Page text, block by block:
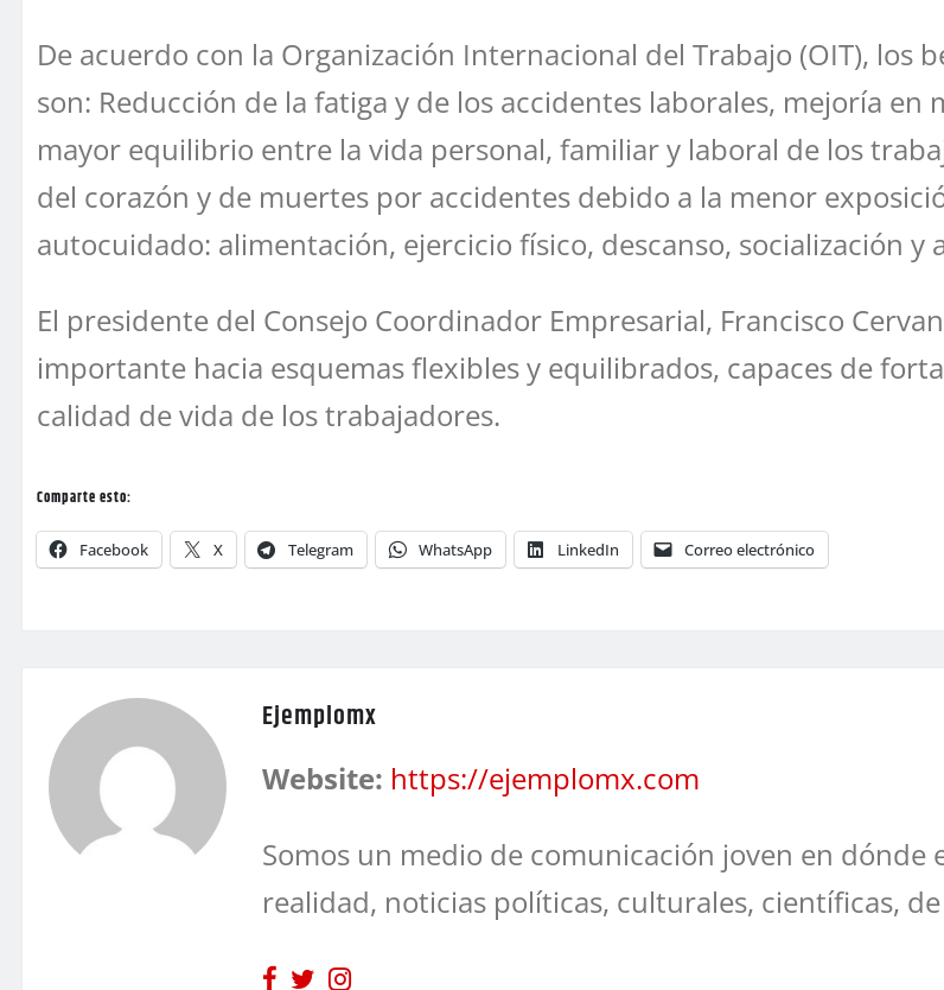
De acuerdo con la Organización Internacional del Trabajo (OIT), los
son: Reducción de la fatiga y de los accidentes laborales, mejoría
mayor equilibrio entre la vida personal, familiar y laboral de los
del corazón y de muertes por accidentes debido a la menor
autocuidado: alimentación, ejercicio físico, descanso, socialización
El presidente del Consejo Coordinador Empresarial, Francisco
importante hacia esquemas flexibles y equilibrados, capaces de
calidad de vida de los trabajadores.
Comparte esto:
Facebook X Telegram WhatsApp LinkedIn Correo electrónico
Ejemplomx
Website: https://ejemplomx.com
Somos un medio de comunicación joven en
realidad, noticias políticas, culturales, científicas,